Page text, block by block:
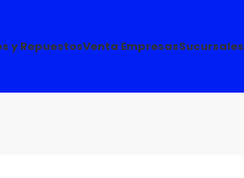
y RepuestosVenta EmpresasSucursales